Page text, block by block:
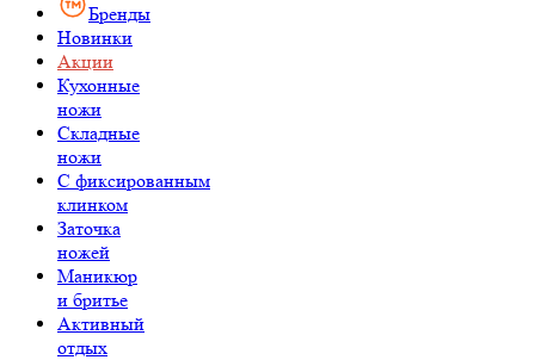
Бренды
Новинки
Акции
Кухонные
ножи
Складные
ножи
C фиксированным
клинком
Заточка
ножей
Маникюр
и бритье
Активный
отдых